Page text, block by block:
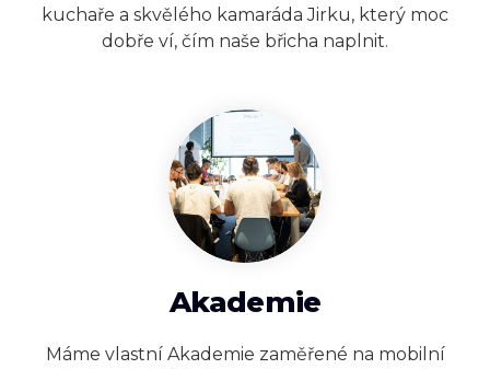
kuchaře a skvělého kamaráda Jirku, který moc
dobře ví, čím naše břicha naplnit.
Akademie
Máme vlastní Akademie zaměřené na mobilní